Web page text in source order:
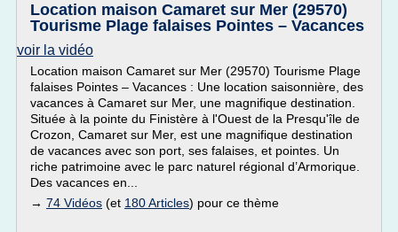
Location maison Camaret sur Mer (29570)
Tourisme Plage falaises Pointes – Vacances
voir la vidéo
Location maison Camaret sur Mer (29570) Tourisme Plage
falaises Pointes – Vacances : Une location saisonnière, des
vacances à Camaret sur Mer, une magnifique destination.
Située à la pointe du Finistère à l'Ouest de la Presqu'île de
Crozon, Camaret sur Mer, est une magnifique destination
de vacances avec son port, ses falaises, et pointes. Un
riche patrimoine avec le parc naturel régional d’Armorique.
Des vacances en...
→ 74 Vidéos (et 180 Articles) pour ce thème